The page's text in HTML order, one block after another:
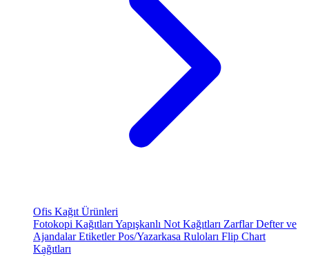
Ofis Kağıt Ürünleri
Fotokopi Kağıtları Yapışkanlı Not Kağıtları ZarflarDefter ve
AjandalarEtiketlerPos/Yazarkasa Ruloları Flip Chart
Kağıtları